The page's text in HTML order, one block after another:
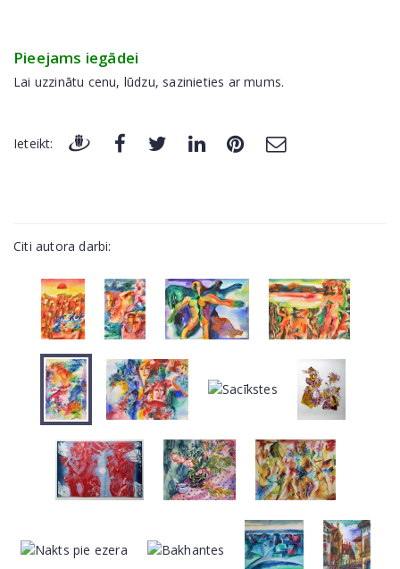
Pieejams iegādei
Lai uzzinātu cenu, lūdzu, sazinieties ar mums.
Ieteikt:
Citi autora darbi: